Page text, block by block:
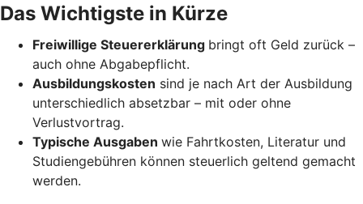
Das Wichtigste in Kürze
Freiwillige Steuererklärung bringt oft Geld zurück –
auch ohne Abgabepflicht.
Ausbildungskosten sind je nach Art der Ausbildung
unterschiedlich absetzbar – mit oder ohne
Verlustvortrag.
Typische Ausgaben wie Fahrtkosten, Literatur und
Studiengebühren können steuerlich geltend gemacht
werden.